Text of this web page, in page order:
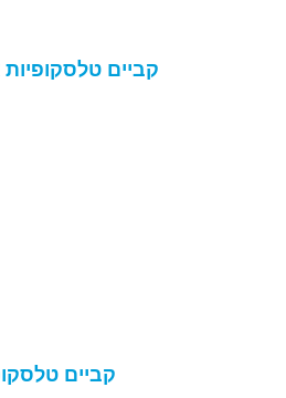
קביים טלסקופיות
קביים